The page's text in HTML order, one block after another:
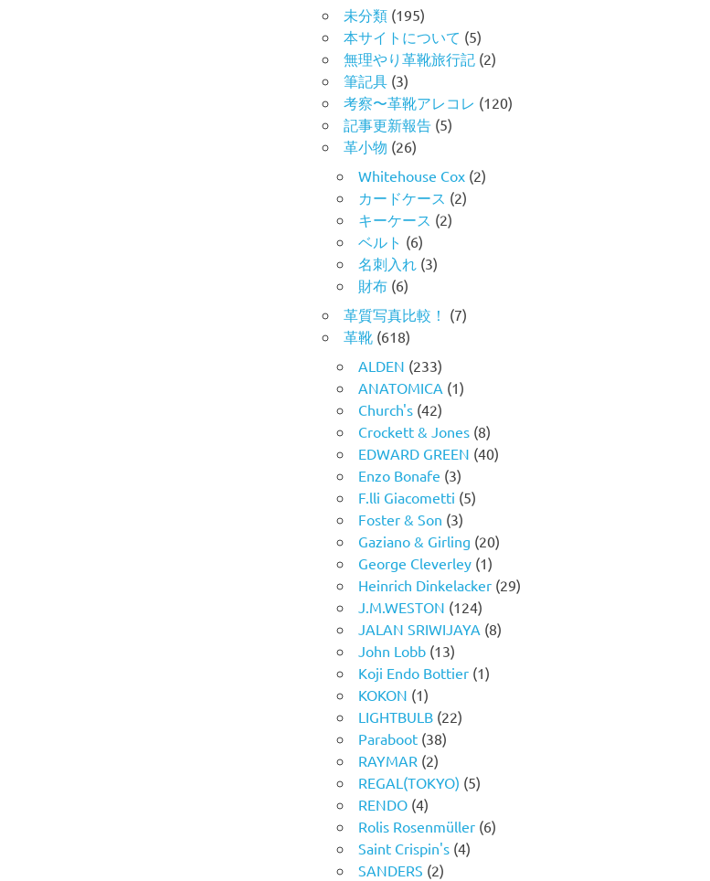
未分類 (195)
本サイトについて (5)
無理やり革靴旅行記 (2)
筆記具 (3)
考察〜革靴アレコレ (120)
記事更新報告 (5)
革小物 (26)
Whitehouse Cox (2)
カードケース (2)
キーケース (2)
ベルト (6)
名刺入れ (3)
財布 (6)
革質写真比較！ (7)
革靴 (618)
ALDEN (233)
ANATOMICA (1)
Church's (42)
Crockett & Jones (8)
EDWARD GREEN (40)
Enzo Bonafe (3)
F.lli Giacometti (5)
Foster & Son (3)
Gaziano & Girling (20)
George Cleverley (1)
Heinrich Dinkelacker (29)
J.M.WESTON (124)
JALAN SRIWIJAYA (8)
John Lobb (13)
Koji Endo Bottier (1)
KOKON (1)
LIGHTBULB (22)
Paraboot (38)
RAYMAR (2)
REGAL(TOKYO) (5)
RENDO (4)
Rolis Rosenmüller (6)
Saint Crispin's (4)
SANDERS (2)